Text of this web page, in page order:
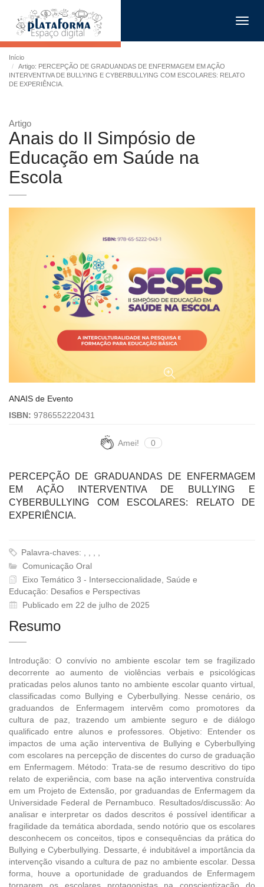
Início
Artigo: PERCEPÇÃO DE GRADUANDAS DE ENFERMAGEM EM AÇÃO
INTERVENTIVA DE BULLYING E CYBERBULLYING COM ESCOLARES: RELATO
DE EXPERIÊNCIA.
Artigo
Anais do II Simpósio de
Educação em Saúde na
Escola
ANAIS de Evento
ISBN: 9786552220431
Amei! 0
PERCEPÇÃO DE GRADUANDAS DE ENFERMAGEM
EM AÇÃO INTERVENTIVA DE BULLYING E
CYBERBULLYING COM ESCOLARES: RELATO DE
EXPERIÊNCIA.
Palavra-chaves: , , , ,
Comunicação Oral
Eixo Temático 3 - Interseccionalidade, Saúde e
Educação: Desafios e Perspectivas
Publicado em 22 de julho de 2025
Resumo
Introdução: O convívio no ambiente escolar tem se fragilizado
decorrente ao aumento de violências verbais e psicológicas
praticadas pelos alunos tanto no ambiente escolar quanto virtual,
classificadas como Bullying e Cyberbullying. Nesse cenário, os
graduandos de Enfermagem intervêm como promotores da
cultura de paz, trazendo um ambiente seguro e de diálogo
qualificado entre alunos e professores. Objetivo: Entender os
impactos de uma ação interventiva de Bullying e Cyberbullying
com escolares na percepção de discentes do curso de graduação
em Enfermagem. Método: Trata-se de resumo descritivo do tipo
relato de experiência, com base na ação interventiva construída
em um Projeto de Extensão, por graduandas de Enfermagem da
Universidade Federal de Pernambuco. Resultados/discussão: Ao
analisar e interpretar os dados descritos é possível identificar a
fragilidade da temática abordada, sendo notório que os escolares
desconhecem os conceitos, tipos e consequências da prática do
Bullying e Cyberbullying. Dessarte, é indubitável a importância da
intervenção visando a cultura de paz no ambiente escolar. Dessa
forma, houve a oportunidade de graduandos de Enfermagem
tornarem os escolares protagonistas na conscientização do